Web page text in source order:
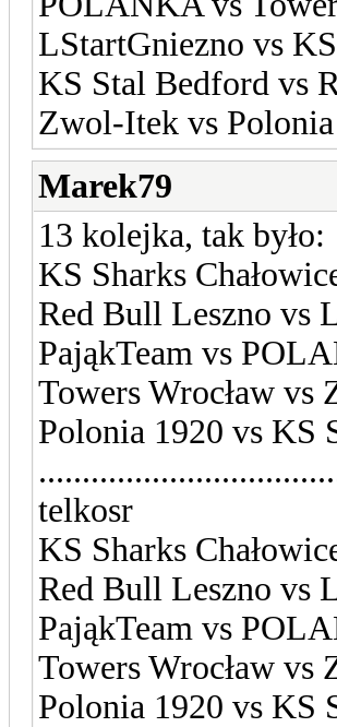
LStartGniezno vs
KS Stal Bedford vs
Zwol-Itek vs
Marek79
13 kolejka, tak było:
KS Sharks
Red Bull Leszno vs
PająkTeam vs
Towers Wrocław
Polonia 1920 vs KS
telkosr
KS Sharks
Red Bull Leszno vs
PająkTeam vs
Towers Wrocław
Polonia 1920 vs KS